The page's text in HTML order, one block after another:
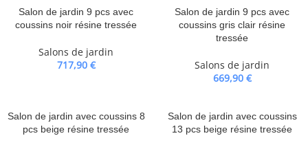
Salon de jardin 9 pcs avec
coussins noir résine tressée
Salons de jardin
717,90 €
Salon de jardin 9 pcs avec
coussins gris clair résine
tressée
Salons de jardin
669,90 €
Salon de jardin avec coussins 8
pcs beige résine tressée
Salon de jardin avec coussins
13 pcs beige résine tressée